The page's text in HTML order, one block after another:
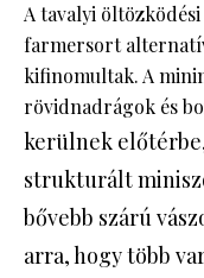
A tavalyi
farmersort
kifinomultak. A
rövidnadrágok és
kerülnek
strukturált
bővebb szárú
arra, hogy több